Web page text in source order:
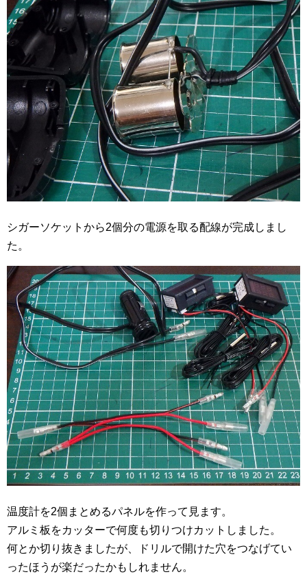
シガーソケットから2個分の電源を取る配線が完成しまし
た。
温度計を2個まとめるパネルを作って見ます。
アルミ板をカッターで何度も切りつけカットしました。
何とか切り抜きましたが、ドリルで開けた穴をつなげてい
ったほうが楽だったかもしれません。